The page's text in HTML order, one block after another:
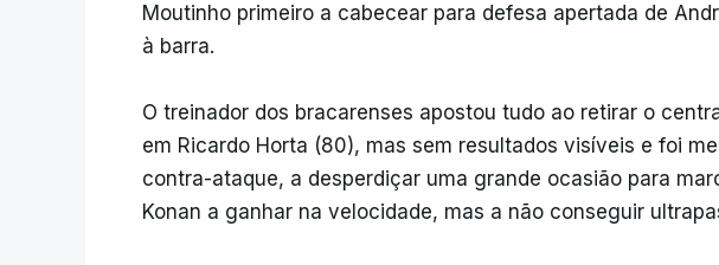
Moutinho primeiro a cabecear para defesa apertada de
à barra.
O treinador dos bracarenses apostou tudo ao retirar o
em Ricardo Horta (80), mas sem resultados visíveis e foi
contra-ataque, a desperdiçar uma grande ocasião para
Konan a ganhar na velocidade, mas a não conseguir